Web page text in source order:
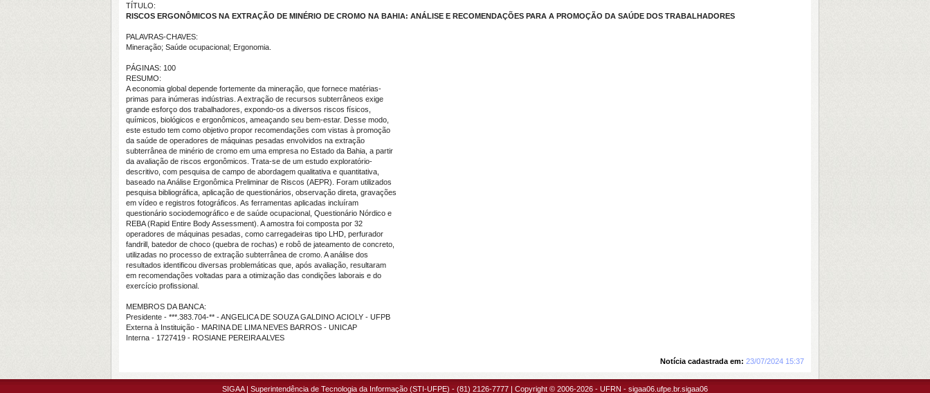
TÍTULO:
RISCOS ERGONÔMICOS NA EXTRAÇÃO DE MINÉRIO DE CROMO NA BAHIA: ANÁLISE E RECOMENDAÇÕES PARA A PROMOÇÃO DA SAÚDE DOS TRABALHADORES
PALAVRAS-CHAVES:
Mineração; Saúde ocupacional; Ergonomia.
PÁGINAS: 100
RESUMO:
A economia global depende fortemente da mineração, que fornece matérias-
primas para inúmeras indústrias. A extração de recursos subterrâneos exige
grande esforço dos trabalhadores, expondo-os a diversos riscos físicos,
químicos, biológicos e ergonômicos, ameaçando seu bem-estar. Desse modo,
este estudo tem como objetivo propor recomendações com vistas à promoção
da saúde de operadores de máquinas pesadas envolvidos na extração
subterrânea de minério de cromo em uma empresa no Estado da Bahia, a partir
da avaliação de riscos ergonômicos. Trata-se de um estudo exploratório-
descritivo, com pesquisa de campo de abordagem qualitativa e quantitativa,
baseado na Análise Ergonômica Preliminar de Riscos (AEPR). Foram utilizados
pesquisa bibliográfica, aplicação de questionários, observação direta, gravações
em vídeo e registros fotográficos. As ferramentas aplicadas incluíram
questionário sociodemográfico e de saúde ocupacional, Questionário Nórdico e
REBA (Rapid Entire Body Assessment). A amostra foi composta por 32
operadores de máquinas pesadas, como carregadeiras tipo LHD, perfurador
fandrill, batedor de choco (quebra de rochas) e robô de jateamento de concreto,
utilizadas no processo de extração subterrânea de cromo. A análise dos
resultados identificou diversas problemáticas que, após avaliação, resultaram
em recomendações voltadas para a otimização das condições laborais e do
exercício profissional.
MEMBROS DA BANCA:
Presidente - ***.383.704-** - ANGELICA DE SOUZA GALDINO ACIOLY - UFPB
Externa à Instituição - MARINA DE LIMA NEVES BARROS - UNICAP
Interna - 1727419 - ROSIANE PEREIRA ALVES
Notícia cadastrada em: 23/07/2024 15:37
SIGAA | Superintendência de Tecnologia da Informação (STI-UFPE) - (81) 2126-7777 | Copyright © 2006-2026 - UFRN - sigaa06.ufpe.br.sigaa06